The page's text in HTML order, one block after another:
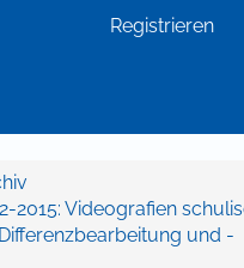
Registrieren
2015: Videografien
und -